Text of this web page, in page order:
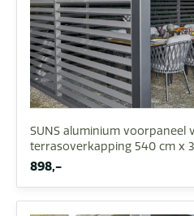
SUNS aluminium voorpaneel
terrasoverkapping 540 cm x
898,-